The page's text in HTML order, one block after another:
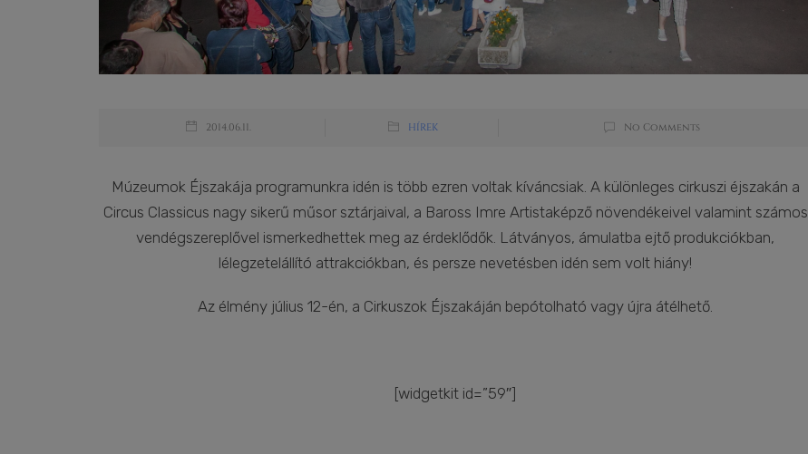
2014.06.11. HÍREK No Comments
Múzeumok Éjszakája programunkra idén is több ezren voltak kíváncsiak. A különleges cirkuszi éjszakán a
Circus Classicus nagy sikerű műsor sztárjaival, a Baross Imre Artistaképző növendékeivel valamint számos
vendégszereplővel ismerkedhettek meg az érdeklődők. Látványos, ámulatba ejtő produkciókban,
lélegzetelállító attrakciókban, és persze nevetésben idén sem volt hiány!
Az élmény július 12-én, a Cirkuszok Éjszakáján bepótolható vagy újra átélhető.
[widgetkit id=”59″]